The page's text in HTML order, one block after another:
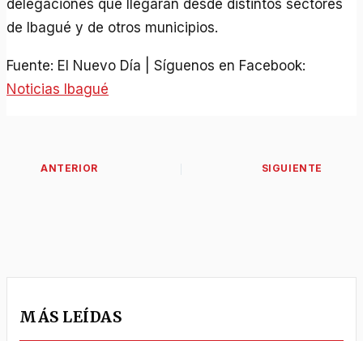
delegaciones que llegarán desde distintos sectores
de Ibagué y de otros municipios.
Fuente: El Nuevo Día | Síguenos en Facebook:
Noticias Ibagué
MÁS LEÍDAS